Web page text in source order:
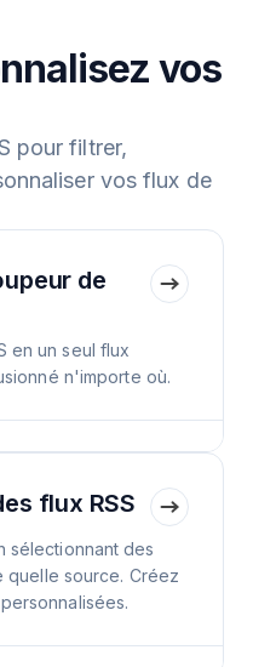
vos
pour filtrer,
vos flux de
de
en un seul flux
n'importe où.
flux RSS
sélectionnant des
quelle source. Créez